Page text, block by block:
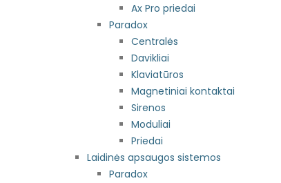
Ax Pro priedai
Paradox
Centralės
Davikliai
Klaviatūros
Magnetiniai kontaktai
Sirenos
Moduliai
Priedai
Laidinės apsaugos sistemos
Paradox